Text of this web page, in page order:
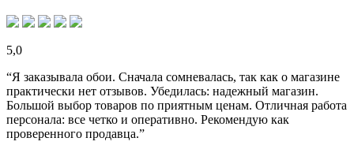
5,0
“Я заказывала обои. Сначала сомневалась, так как о магазине
практически нет отзывов. Убедилась: надежный магазин.
Большой выбор товаров по приятным ценам. Отличная работа
персонала: все четко и оперативно. Рекомендую как
проверенного продавца.”